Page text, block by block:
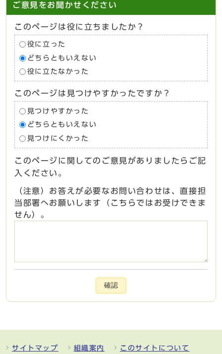
ご意見をお聞かせください
このページは役に立ちましたか？
役に立った
どちらともいえない
役に立たなかった
このページは見つけやすかったですか？
見つけやすかった
どちらともいえない
見つけにくかった
このページに関してのご意見がありましたらご記
入ください。
（注意）お答えが必要なお問い合わせは、直接担
当部署へお願いします（こちらではお受けできま
せん）。
確認
サイトマップ 組織案内 このサイトについて